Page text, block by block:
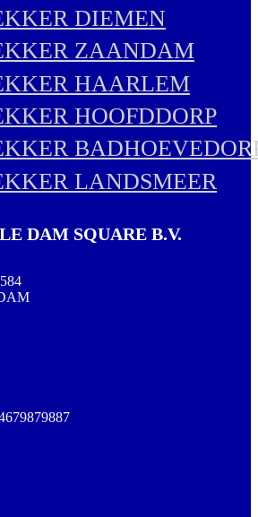
DIEMEN
ZAANDAM
HAARLEM
HOOFDDORP
LANDSMEER
DAM SQUARE B.V.